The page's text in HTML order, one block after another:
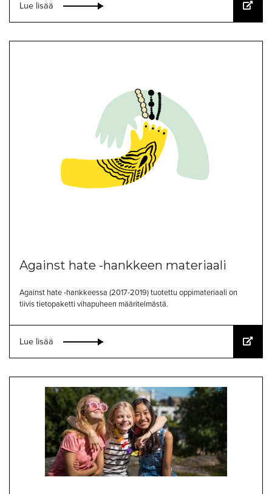
Lue lisää
Against hate -hankkeen materiaali
Against hate -hankkeessa (2017-2019) tuotettu oppimateriaali on
tiivis tietopaketti vihapuheen määritelmästä.
Lue lisää